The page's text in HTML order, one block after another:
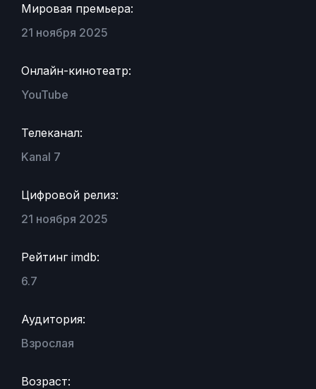
Мировая премьера:
21 ноября 2025
Онлайн-кинотеатр:
YouTube
Телеканал:
Kanal 7
Цифровой релиз:
21 ноября 2025
Рейтинг imdb:
6.7
Аудитория:
Взрослая
Возраст: